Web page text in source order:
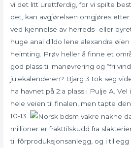
vi det litt urettferdig, for vi spilte
det, kan avgjørelsen omgjøres etter
ved kjennelse av herreds- eller
huge anal dildo lene alexandra
heimting. Prøv heller å finne et
god plass til manøvrering og “fri
julekalenderen? Bjarg 3 tok seg
ha havnet på 2:a plass i Pulje A.
hele veien til finalen, men tapte
10-13.
millioner er frakttilskudd fra
til fôrproduksjonsanlegg, og i